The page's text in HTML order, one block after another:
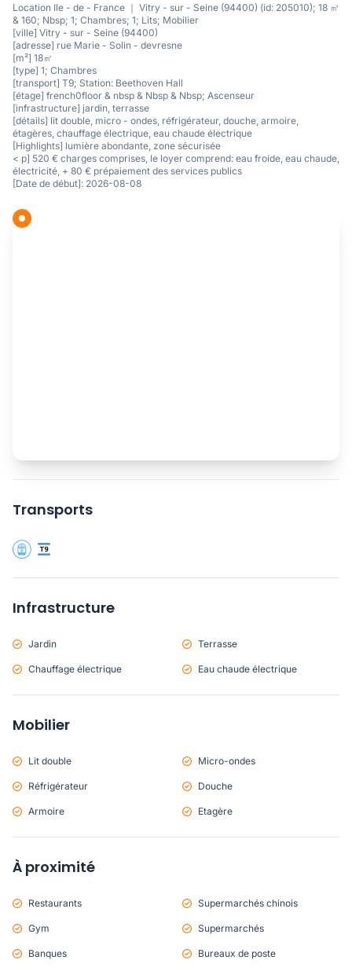
Location Ile - de - France ｜ Vitry - sur - Seine (94400) (id: 205010); 18 ㎡
& 160; Nbsp; 1; Chambres; 1; Lits; Mobilier
[ville] Vitry - sur - Seine (94400)
[adresse] rue Marie - Solin - devresne
[m²] 18㎡
[type] 1; Chambres
[transport] T9; Station: Beethoven Hall
[étage] french0floor & nbsp & Nbsp & Nbsp; Ascenseur
[infrastructure] jardin, terrasse
[détails] lit double, micro - ondes, réfrigérateur, douche, armoire,
étagères, chauffage électrique, eau chaude électrique
[Highlights] lumière abondante, zone sécurisée
< p] 520 € charges comprises, le loyer comprend: eau froide, eau chaude,
électricité, + 80 € prépaiement des services publics
[Date de début]: 2026-08-08
Transports
Infrastructure
Jardin Terrasse
Chauffage électrique Eau chaude électrique
Mobilier
Lit double Micro-ondes
Réfrigérateur Douche
Armoire Etagère
À proximité
Restaurants Supermarchés chinois
Gym Supermarchés
Banques Bureaux de poste